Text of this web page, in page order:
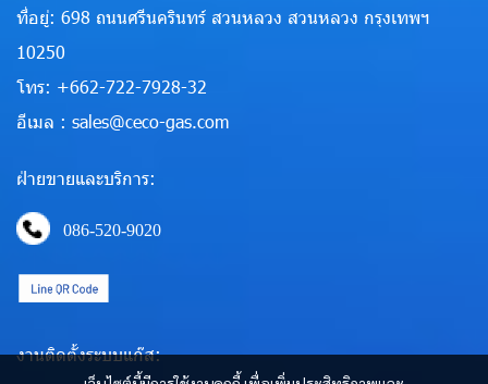
ที่อยู่: 698 ถนนศรีนครินทร์ สวนหลวง สวนหลวง กรุงเทพฯ
10250
โทร: +662-722-7928-32
อีเมล : sales@ceco-gas.com
ฝ่ายขายและบริการ:
086-520-9020
งานติดตั้งระบบแก๊ส: